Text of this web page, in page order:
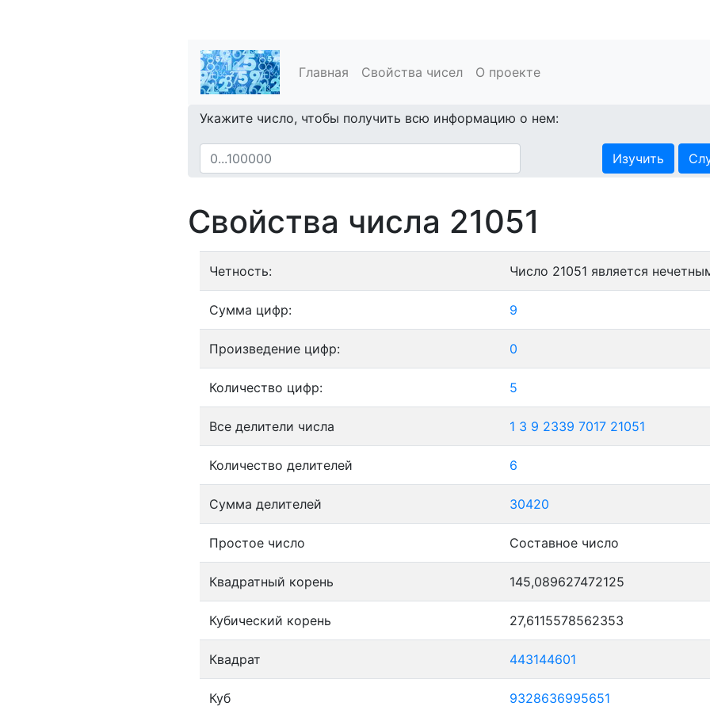
Главная Свойства чисел О проекте
Укажите число, чтобы получить всю информацию о нем:
Изучить
Свойства числа 21051
Четность: Число 21051 является
Сумма цифр: 9
Произведение цифр: 0
Количество цифр: 5
Все делители числа 1 3 9 2339 7017 21051
Количество делителей 6
Сумма делителей 30420
Простое число Составное число
Квадратный корень 145,089627472125
Кубический корень 27,6115578562353
Квадрат 443144601
Куб 9328636995651